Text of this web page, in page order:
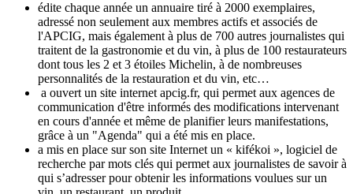
édite chaque année un annuaire tiré à 2000 exemplaires,
adressé non seulement aux membres actifs et associés de
l'APCIG, mais également à plus de 700 autres journalistes qui
traitent de la gastronomie et du vin, à plus de 100 restaurateurs
dont tous les 2 et 3 étoiles Michelin, à de nombreuses
personnalités de la restauration et du vin, etc…
a ouvert un site internet apcig.fr, qui permet aux agences de
communication d'être informés des modifications intervenant
en cours d'année et même de planifier leurs manifestations,
grâce à un "Agenda" qui a été mis en place.
a mis en place sur son site Internet un « kifékoi », logiciel de
recherche par mots clés qui permet aux journalistes de savoir à
qui s’adresser pour obtenir les informations voulues sur un